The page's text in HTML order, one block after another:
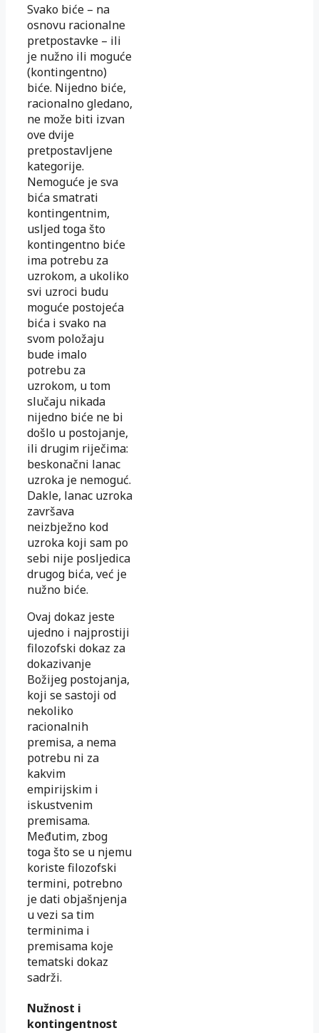
Svako biće – na
osnovu racionalne
pretpostavke – ili
je nužno ili moguće
(kontingentno)
biće. Nijedno biće,
racionalno gledano,
ne može biti izvan
ove dvije
pretpostavljene
kategorije.
Nemoguće je sva
bića smatrati
kontingentnim,
usljed toga što
kontingentno biće
ima potrebu za
uzrokom, a ukoliko
svi uzroci budu
moguće postojeća
bića i svako na
svom položaju
bude imalo
potrebu za
uzrokom, u tom
slučaju nikada
nijedno biće ne bi
došlo u postojanje,
ili drugim riječima:
beskonačni lanac
uzroka je nemoguć.
Dakle, lanac uzroka
završava
neizbježno kod
uzroka koji sam po
sebi nije posljedica
drugog bića, već je
nužno biće.
Ovaj dokaz jeste
ujedno i najprostiji
filozofski dokaz za
dokazivanje
Božijeg postojanja,
koji se sastoji od
nekoliko
racionalnih
premisa, a nema
potrebu ni za
kakvim
empirijskim i
iskustvenim
premisama.
Međutim, zbog
toga što se u njemu
koriste filozofski
termini, potrebno
je dati objašnjenja
u vezi sa tim
terminima i
premisama koje
tematski dokaz
sadrži.
Nužnost i
kontingentnost